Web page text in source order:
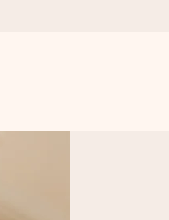
kannst, wenn es am